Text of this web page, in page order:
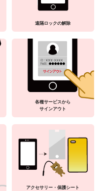
遠隔ロックの解除
各種サービスから
サインアウト
アクセサリー・保護シート